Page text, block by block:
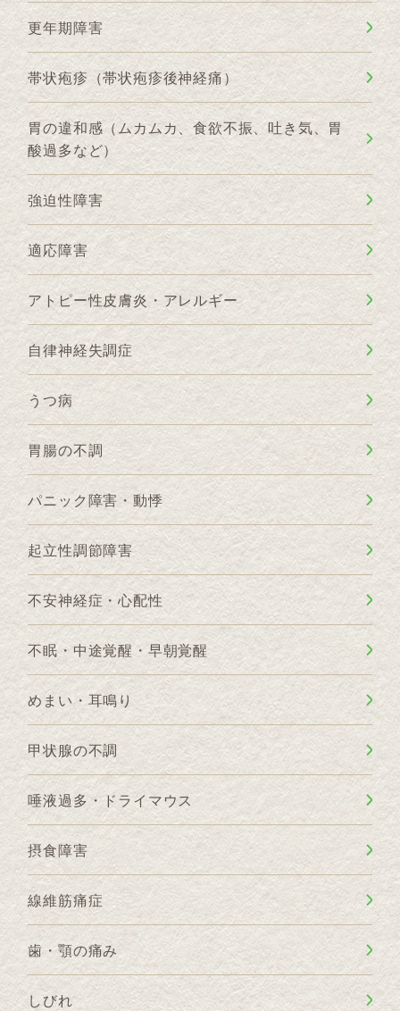
更年期障害
帯状疱疹（帯状疱疹後神経痛）
胃の違和感（ムカムカ、食欲不振、吐き気、胃
酸過多など）
強迫性障害
適応障害
アトピー性皮膚炎・アレルギー
自律神経失調症
うつ病
胃腸の不調
パニック障害・動悸
起立性調節障害
不安神経症・心配性
不眠・中途覚醒・早朝覚醒
めまい・耳鳴り
甲状腺の不調
唾液過多・ドライマウス
摂食障害
線維筋痛症
歯・顎の痛み
しびれ